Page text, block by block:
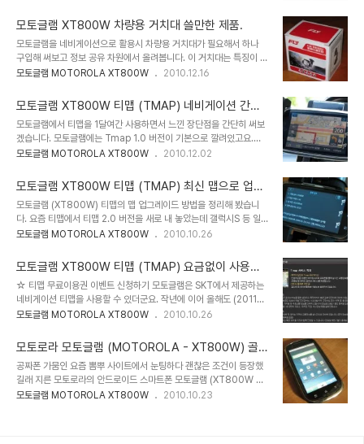
다. 상담원 답변 : XT800W 기종 Froyo 버전에서 이용..
Ver.1.17 : - 메뉴 플리킹 속도가 최적화되었습니다. - 최근 목적지 리
스트 화면에서 ‘다운로드’ 버튼을 추가하였고 삭제 버튼 기능을 개선하
였습니다. - 주소 검색에서 ‘시/군/구’ 검색화면에서 이전화면으로 되
돌아갈 수 있도록 기능을 개선하였습니다. - 안전운전 도우미 미리 보
기 메뉴위치가 수정되었습니다. - 메뉴 > 정보 및 설정 > 길안내 설정
었습니다..
모토글램 XT800W 차량용 거치대 쓸만한 제품.
모토글램을 네비게이션으로 활용시 차량용 거치대가 필요해서 하나
구입해 써보고 정보 공유 차원에서 올려봅니다. 이 거치대는 특징이 하
나 있는데 유리에 흡착해서 장착하는 기능과 별도로 차량 송풍구에 끼
다. 가격은 인터넷 쇼핑몰에서 1만원 정도인데 저가형이라 제품 마무
리나 생김새가 좀 허접하다란 느낌도 없지 않지만 기본 기능은 별 문제
없이 해줘서 만원 정도에 이 정도면 괜찮지 않나 생각이 드네요. ▼ 제
품 박스의 모습입니다. ▲ FLY 카 유니버설 홀더라고 써 있네요. ▲
유리에 흡착하는 거치대의 작동 기능이 써 있습니다. 기본 기능은 다
부분인데 내부 스프링에 의해서 크기 조..
모토글램 MOTOROLA XT800W 2010.12.16
모토글램 XT800W 티맵 (TMAP) 네비게이션 간단
사용 소감.
모토글램에서 티맵을 1달여간 사용하면서 느낀 장단점을 간단히 써보
겠습니다. 모토글램에는 Tmap 1.0 버전이 기본으로 깔려있고요.
CPU 속도도 느리지 않아 티맵을 구동하면서 버벅인다거나 다운되지
성이 좋고 주행시 전방 시야에 방해가 적다. 。티맵이 나름대로 교통
량등을 따져 경로를 검색한다. (같은 길이라도 가끔 경로가 다르게 안
내를 함) 。 과속카메라등을 경고하는 안전운전 도우미는 PC연결 없
이 3G 통신망으로 업데이트 가능. 。 GPS를 빨리 잡는다. (늦어도 1
분 이내) ● 단점 。 7인치 네비게이션보다 작다보니 눈에 잘 안들어
(예를들어 xx동 교차로 이런 멘트가 ..
모토글램 MOTOROLA XT800W 2010.12.02
모토글램 XT800W 티맵 (TMAP) 최신 맵으로 업그
레이드 하기.
모토글램 (XT800W) 티맵의 맵 업그레이드 방법을 정리해 봤습니
다. 요즘 티맵에서 티맵 2.0 버전을 새로 내 놓았는데 갤럭시S 등 일
부 기종만 지원되고 있고 모토글램은 이전 버전의 티맵을 쓰고 있습니
능을 제대로 활용할 수 있겠지요. 모토글램에 기본 장착된 티맵을 실행
해보니 맵 버전이 2009년 11월달로 한참된거라 업그레이드가 필요
한 상태더군요. 마법사 버전은 1.16으로 업그레이드가 필요 없었습니
다. 속도제한 카메라등을 알려주는 안전운전 도우미는 별도의 과정없
이 티맵에 접속하면 통신망에서 자동적으로 업그레이드 여부를 물어
맵을 업그레이드 하려면 먼저 모토글램과 PC..
모토글램 MOTOROLA XT800W 2010.10.26
모토글램 XT800W 티맵 (TMAP) 요금없이 사용하
기.
☆ 티맵 무료이용권 이벤트 신청하기 모토글램은 SKT에서 제공하는
네비게이션 티맵을 사용할 수 있더군요. 작년에 이어 올해도 (2011년
12월 31일)까지 1년 무료이용권을 주는 이벤트를 계속 하고 있으니
(http://www.tstore.co.kr) 에 가셔서 회원가입을 하신뒤
TSTORE의 SPECIAL GIFT
(http://www.tstore.co.kr/userpoc/promotionevent/valueP
ackEvent.omp?XAREA=web0103) 를 클릭하면 무료이용권을
신청할 수 있습니다. 한가지 주의하실 점은 100% 무료는 아니더군
모토글램 MOTOROLA XT800W 2010.10.26
모토로라 모토글램 (MOTOROLA - XT800W) 골
드블랙 오픈케이스
공짜폰 가뭄인 요즘 뽐뿌 사이트에서 눈팅하다 괜찮은 조건이 등장했
길래 지른 모토로라의 안드로이드 스마트폰 모토글램 (XT800W 골
드블랙 색상) 입니다. 정부가 휴대폰 요금을 내린다고 큰 소리치던건
모토글램 MOTOROLA XT800W 2010.10.23